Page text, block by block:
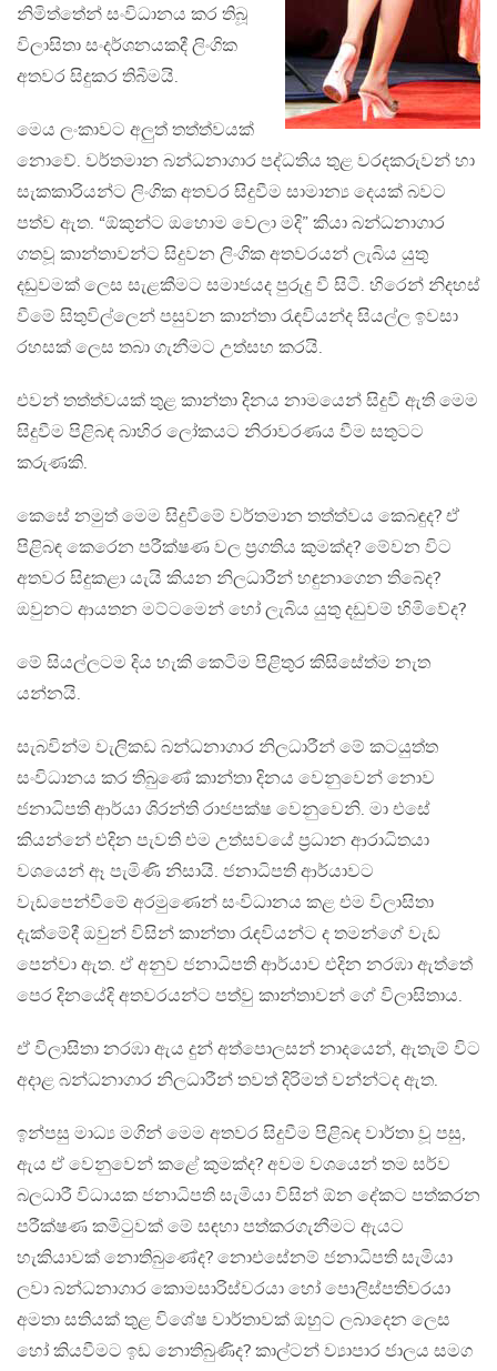
නිමිත්තේන් සංවිධානය කර තිබූ
විලාසිතා සංදර්ශනයකදී ලිංගික
අතවර සිදුකර තිබීමයි.
මෙය ලංකාවට අලුත් තත්ත්වයක්
නොවේ. වර්තමාන බන්ධනාගාර පද්ධතිය තුළ වරදකරුවන් හා
සැකකාරියන්ට ලිංගික අතවර සිදුවීම සාමාන්‍ය දෙයක් බවට
පත්ව ඇත. “ඕකුන්ට ඔහොම වෙලා මදි” කියා බන්ධනාගාර
ගතවූ කාන්තාවන්ට සිදුවන ලිංගික අතවරයන් ලැබිය යුතු
දඬුවමක් ලෙස සැළකීමට සමාජයද පුරුදු වී සිටී. හිරෙන් නිදහස්
වීමේ සිතුවිල්ලෙන් පසුවන කාන්තා රැඳවියන්ද සියල්ල ඉවසා
රහසක් ලෙස තබා ගැනීමට උත්සහ කරයි.
එවන් තත්ත්වයක් තුළ කාන්තා දිනය නාමයෙන් සිදුවී ඇති මෙම
සිදුවීම පිළිබඳ බාහිර ලෝකයට නිරාවරණය වීම සතුටට
කරුණකි.
කෙසේ නමුත් මෙම සිදුවීමේ වර්තමාන තත්ත්වය කෙබඳුද? ඒ
පිළිබඳ කෙරෙන පරීක්ෂණ වල ප්‍රගතිය කුමක්ද? මේවන විට
අතවර සිදුකළා යැයි කියන නිලධාරීන් හඳුනාගෙන තිබේද?
ඔවුනට ආයතන මට්ටමෙන් හෝ ලැබිය යුතු දඩුවම් හිමිවේද?
මේ සියල්ලටම දිය හැකි කෙටිම පිළිතුර කිසිසේත්ම නැත
යන්නයි.
සැබවින්ම වැලිකඩ බන්ධනාගාර නිලධාරීන් මේ කටයුත්ත
සංවිධානය කර තිබුණේ කාන්තා දිනය වෙනුවෙන් නොව
ජනාධිපති ආර්යා ශිරන්ති රාජපක්ෂ වෙනුවෙනි. මා එසේ
කියන්නේ එදින පැවති එම උත්සවයේ ප්‍රධාන ආරාධිතයා
වශයෙන් ඈ පැමිණි නිසායි. ජනාධිපති ආර්යාවට
වැඩපෙන්වීමේ අරමුණෙන් සංවිධානය කළ එම විලාසිතා
දැක්මේදී ඔවුන් විසින් කාන්තා රැඳවියන්ට ද තමන්ගේ වැඩ
පෙන්වා ඇත. ඒ අනුව ජනාධිපති ආර්යාව එදින නරඹා ඇත්තේ
පෙර දිනයේදි අතවරයන්ට පත්වු කාන්තාවන් ගේ විලාසිතාය.
ඒ විලාසිතා නරඹා ඇය දුන් අත්පොලසන් නාදයෙන්, ඇතැම් විට
අදාළ බන්ධනාගාර නිලධාරීන් තවත් දිරිමත් වන්න්ටද ඇත.
ඉන්පසු මාධ්‍ය මගින් මෙම අතවර සිදුවීම පිළිබඳ වාර්තා වූ පසු,
ඇය ඒ වෙනුවෙන් කළේ කුමක්ද? අවම වශයෙන් තම සර්ව
බලධාරී විධායක ජනාධිපති සැමියා විසින් ඕන දේකට පත්කරන
පරීක්ෂණ කමිටුවක් මේ සඳහා පත්කරගැනීමට ඇයට
හැකියාවක් නොතිබුණේද? නොඑසේනම් ජනාධිපති සැමියා
ලවා බන්ධනාගාර කොමසාරිස්වරයා හෝ පොලිස්පතිවරයා
අමතා සතියක් තුළ විශේෂ වාර්තාවක් ඔහුට ලබාදෙන ලෙස
හෝ කියවීමට ඉඩ නොතිබුණිද? කාල්ටන් ව්‍යාපාර ජාලය සමග